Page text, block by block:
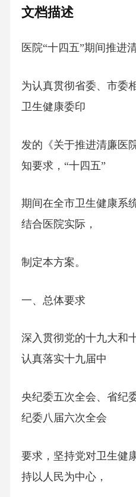
文档描述
医院“十四五”期间推进
为认真贯彻省委、市委
卫生健康委印
发的《关于推进清廉医
知要求，“十四五”
期间在全市卫生健康系
结合医院实际，
制定本方案。
一、总体要求
深入贯彻党的十九大和
认真落实十九届中
央纪委五次全会、省纪
纪委八届六次全会
要求，坚持党对卫生健
持以人民为中心，